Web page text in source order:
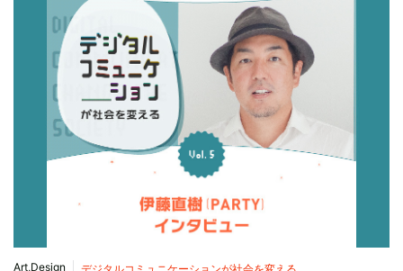
Art,Design デジタルコミュニケーションが社会を変える